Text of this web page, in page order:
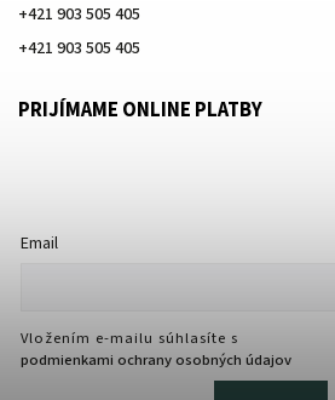
+421 903 505 405
+421 903 505 405
PRIJÍMAME ONLINE PLATBY
Email
Vložením e-mailu súhlasíte s
podmienkami ochrany osobných údajov